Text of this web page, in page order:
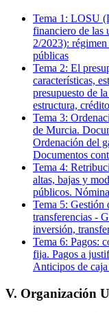
Tema 1 : LOSU
financiero de las
2/2023):
públicas
Tema 2: El
características,
presupuesto de
estructura,
Tema 3:
de Murcia.
Ordenación del
Documentos
Tema 4:
altas, bajas y
públicos.
Tema 5: Gestión
transferencias -
inversión,
Tema 6: Pagos:
fija. Pagos a
Anticipos de
V. Organización